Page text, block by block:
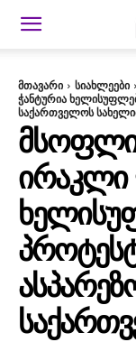
მთავარი სიახლეები
ჭანტურია
საქართველოს
ᲘᲠᲐᲙᲚᲘ